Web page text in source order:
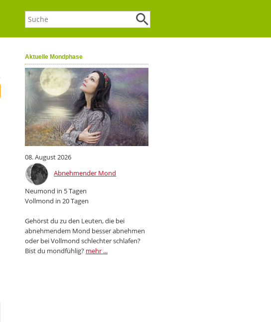
Aktuelle Mondphase
08. August 2026
Abnehmender Mond
Neumond in 5 Tagen
Vollmond in 20 Tagen
Gehörst du zu den Leuten, die bei
abnehmendem Mond besser abnehmen
oder bei Vollmond schlechter schlafen?
Bist du mondfühlig? mehr ...